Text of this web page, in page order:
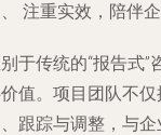
注重实效，陪伴
于传统的“报告式
值。项目团队不
跟踪与调整，与